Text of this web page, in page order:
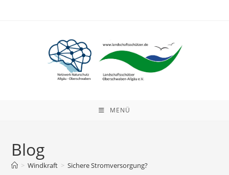
MENÜ
Blog
> Windkraft > Sichere Stromversorgung?